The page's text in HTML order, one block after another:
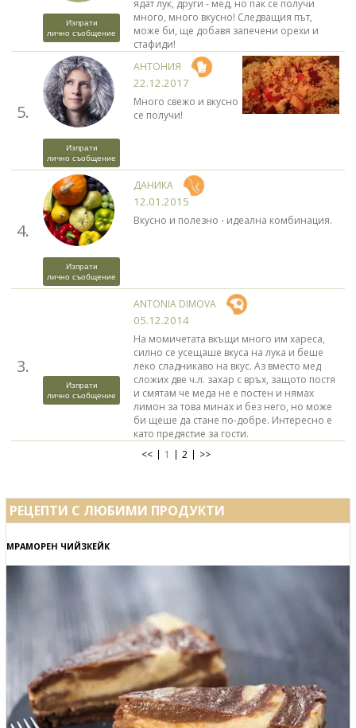
Изпрати
лично съобщение
ядат лук, други - мед, но пак се получи
много, много вкусно! Следващия път,
може би, ще добавя запечени орехи и
стафиди!
5.
Изпрати
лично съобщение
АНТОНИЯ
22.12.2017
Много свежо и вкусно
се получи!
4.
Изпрати
лично съобщение
ДАНИКА
12.01.2015
Вкусно и полезно - идеална комбинация.
3.
Изпрати
лично съобщение
ANTONIA DIMOVA
05.12.2014
На момичетата вкъщи много им хареса,
силно се усещаше вкуса на лука и беше
леко сладникаво на вкус. Аз вместо мед
сложих две ч.л. захар с връх, защото постя
и смятам че меда не е постен и нямах
лимон за това минах и без него, но може
би щеше да стане по-добре. Интересно е
като предястие за гости.
<<
1 2 >>
РЕЦЕПТИ С ЛЮБИМИ ПРОДУКТИ
МРАМОРЕН ЧИЙЗКЕЙК